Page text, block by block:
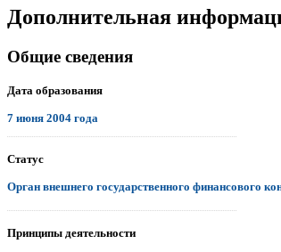
Дополнительная
Общие сведения
Дата образования
7 июня 2004 года
Статус
Орган внешнего государственного финансового
Принципы деятельности